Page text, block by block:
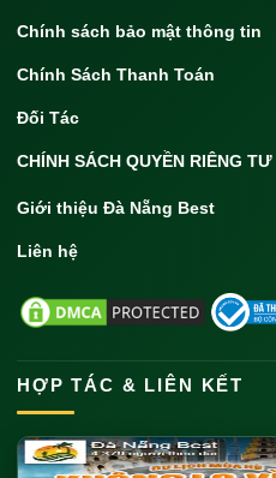
Chính sách bảo mật thông tin
Chính Sách Thanh Toán
Đối Tác
CHÍNH SÁCH QUYỀN RIÊNG TƯ
Giới thiệu Đà Nẵng Best
Liên hệ
HỢP TÁC & LIÊN KẾT